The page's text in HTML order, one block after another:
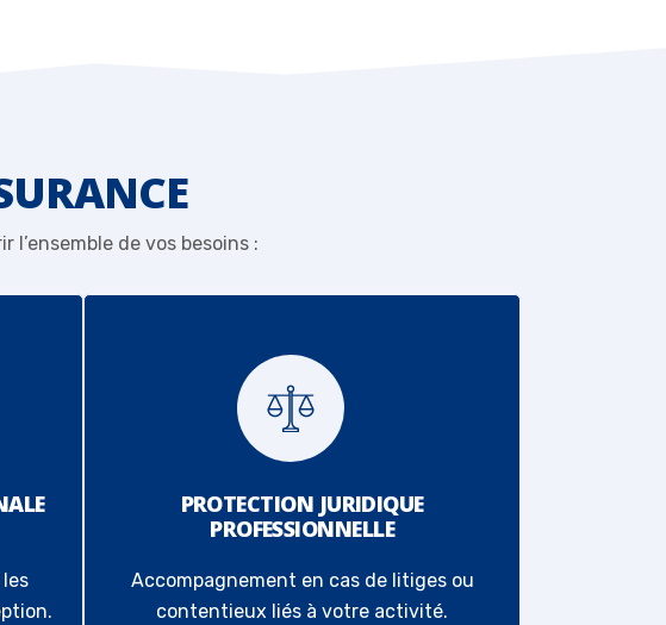
PROTECTION JURIDIQUE
PROFESSIONNELLE
Accompagnement en cas de litiges ou
contentieux liés à votre activité.
de vos besoins :